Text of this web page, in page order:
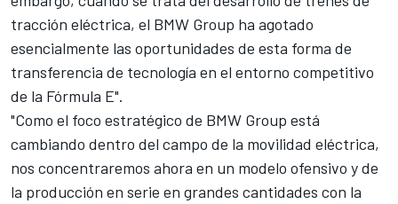
tracción eléctrica, el BMW Group ha agotado
esencialmente las oportunidades de esta forma de
transferencia de tecnología en el entorno competitivo
de la Fórmula E".
"Como el foco estratégico de BMW Group está
cambiando dentro del campo de la movilidad eléctrica,
nos concentraremos ahora en un modelo ofensivo y de
la producción en serie en grandes cantidades con la